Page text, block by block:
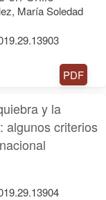
María Soledad
PDF
y la
algunos criterios